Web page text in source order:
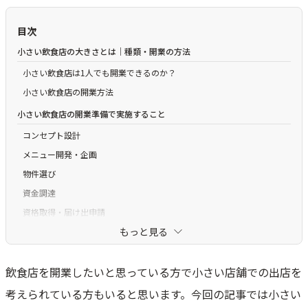
目次
小さい飲食店の大きさとは｜種類・開業の方法
小さい飲食店は1人でも開業できるのか？
小さい飲食店の開業方法
小さい飲食店の開業準備で実施すること
コンセプト設計
メニュー開発・企画
物件選び
資金調達
資格取得・届け出申請
小さい飲食店の開業に必要な資金・利用できる補助金・助成金
資金を抑えて店舗開業ができる
ランニングコストが抑えやすい
もっと見る
飲食店を開業したいと思っている方で小さい店舗での出店を
考えられている方もいると思います。今回の記事では小さい